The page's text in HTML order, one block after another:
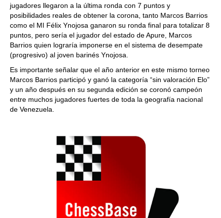
jugadores llegaron a la última ronda con 7 puntos y
posibilidades reales de obtener la corona, tanto Marcos Barrios
como el MI Félix Ynojosa ganaron su ronda final para totalizar 8
puntos, pero sería el jugador del estado de Apure, Marcos
Barrios quien lograría imponerse en el sistema de desempate
(progresivo) al joven barinés Ynojosa.
Es importante señalar que el año anterior en este mismo torneo
Marcos Barrios participó y ganó la categoría “sin valoración Elo”
y un año después en su segunda edición se coronó campeón
entre muchos jugadores fuertes de toda la geografía nacional
de Venezuela.